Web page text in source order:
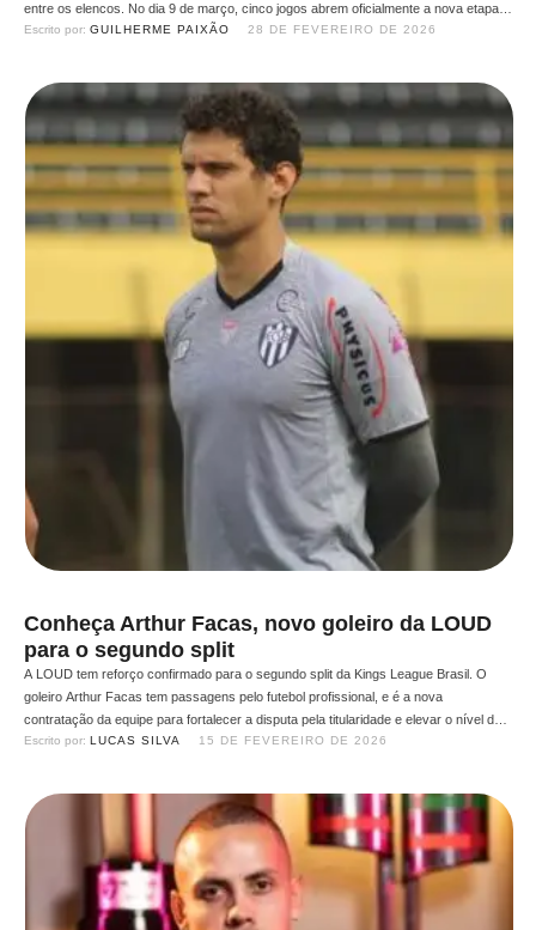
entre os elencos. No dia 9 de março, cinco jogos abrem oficialmente a nova etapa
da competição. Que já é mais que especial, já que o …
Escrito por: GUILHERME PAIXÃO 28 DE FEVEREIRO DE 2026
Conheça Arthur Facas, novo goleiro da LOUD
para o segundo split
A LOUD tem reforço confirmado para o segundo split da Kings League Brasil. O
goleiro Arthur Facas tem passagens pelo futebol profissional, e é a nova
contratação da equipe para fortalecer a disputa pela titularidade e elevar o nível do
elenco. Em entrevista ao Arena Kings League, o arqueiro falou sobre sua trajetória,
Escrito por: LUCAS SILVA 15 DE FEVEREIRO DE 2026